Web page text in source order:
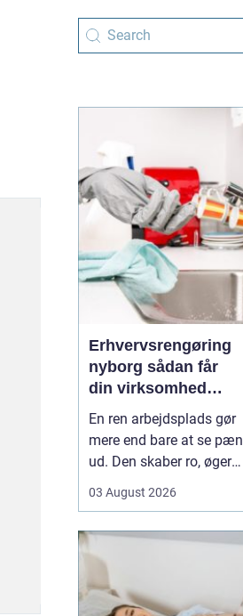
Erhvervsrengøring
nyborg sådan får
din virksomhed
mere tid og bedre
rammer
En ren arbejdsplads gør
mere end bare at se pæn
ud. Den skaber ro, øger
et mere professionelt
og samarbejdspartnere.
For mange virksomheder
i Nyborg er
erhvervsrengøring derfor
03 August 2026